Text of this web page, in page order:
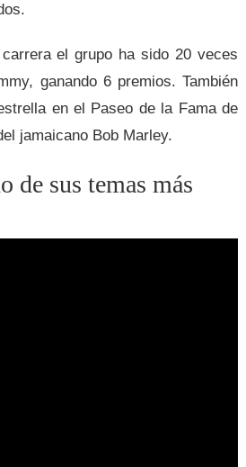
el grupo ha sido 20 veces
ganando 6 premios. También
en el Paseo de la Fama de
jamaicano Bob Marley.
de sus temas más